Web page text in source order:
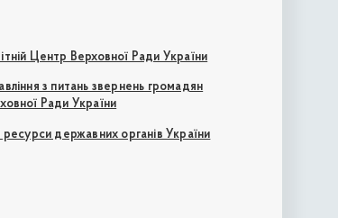
Центр Верховної Ради України
з питань звернень громадян
Ради України
ресурси державних органів України